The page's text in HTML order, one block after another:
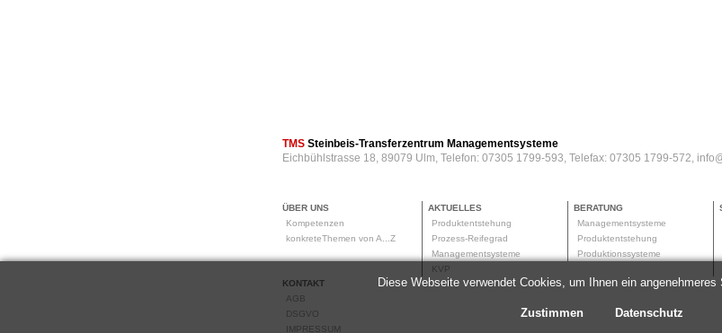
TMS Steinbeis-Transferzentrum Managementsysteme
Eichbühlstrasse 18, 89079 Ulm, Telefon: 07305 1799-593, Telefax: 07305 1799-572,
ÜBER UNS
Kompetenzen
konkreteThemen von A...Z
AKTUELLES
Produktentstehung
Prozess-Reifegrad
Managementsysteme
KVP
BERATUNG
Managementsysteme
Produktentstehung
Produktionssysteme
KONTAKT
AGB
DSGVO
IMPRESSUM
Diese Webseite verwendet Cookies, um Ihnen ein angenehmeres
Zustimmen Datenschutz